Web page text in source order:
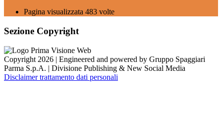
Pagina visualizzata 483 volte
Sezione Copyright
Copyright 2026 | Engineered and powered by Gruppo Spaggiari
Parma S.p.A. | Divisione Publishing & New Social Media
Disclaimer trattamento dati personali